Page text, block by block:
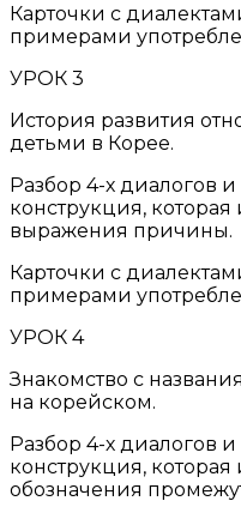
Карточки с
примерами
УРОК 3
История развития
детьми в Корее.
Разбор 4-х диалогов
конструкция, которая
выражения причины.
Карточки с
примерами
УРОК 4
Знакомство с
на корейском.
Разбор 4-х диалогов
конструкция, которая
обозначения